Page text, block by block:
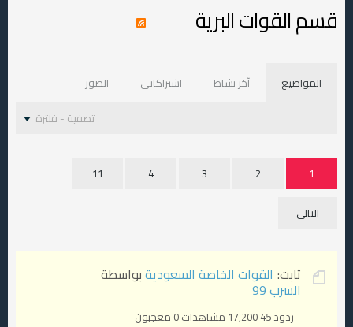
قسم القوات البرية
المواضيع آخر نشاط اشتراكاتي
الصور
تصفية - فلترة
1
2
3
4
11
التالي
ثابت: القوات الخاصة السعوديةبواسطة
السرب 99
ردود 45 17,200 مشاهدات 0 معجبون